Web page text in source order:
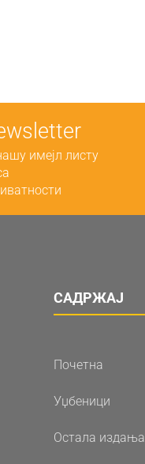
имејл листу
САДРЖАЈ
Почетна
Уџбеници
Остала издања